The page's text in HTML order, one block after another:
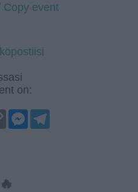
Copy event
on:
Copy
Link
Messenger